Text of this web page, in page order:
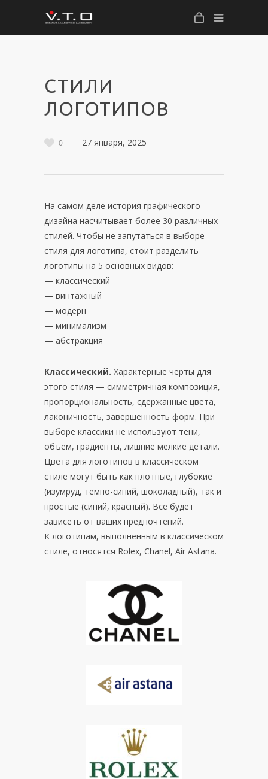
СТИЛИ
ЛОГОТИПОВ
0 27 января, 2025
На самом деле история графического
дизайна насчитывает более 30 различных
стилей. Чтобы не запутаться в выборе
стиля для логотипа, стоит разделить
логотипы на 5 основных видов:
— классический
— винтажный
— модерн
— минимализм
— абстракция
Классический. Характерные черты для
этого стиля — симметричная композиция,
пропорциональность, сдержанные цвета,
лаконичность, завершенность форм. При
выборе классики не используют тени,
объем, градиенты, лишние мелкие детали.
Цвета для логотипов в классическом
стиле могут быть как плотные, глубокие
(изумруд, темно-синий, шоколадный), так и
простые (синий, красный). Все будет
зависеть от ваших предпочтений.
К логотипам, выполненным в классическом
стиле, относятся Rolex, Chanel, Air Astana.